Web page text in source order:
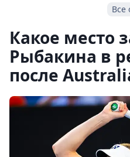
Все
Какое место
Рыбакина в
после